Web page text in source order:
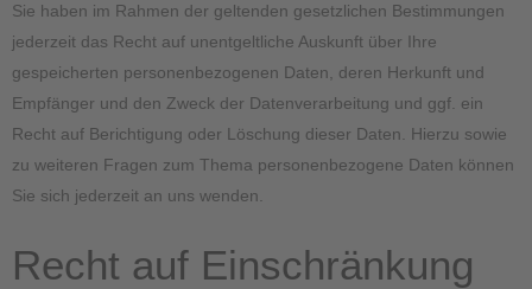
Sie haben im Rahmen der geltenden gesetzlichen Bestimmungen
jederzeit das Recht auf unentgeltliche Auskunft über Ihre
gespeicherten personenbezogenen Daten, deren Herkunft und
Empfänger und den Zweck der Datenverarbeitung und ggf. ein
Recht auf Berichtigung oder Löschung dieser Daten. Hierzu sowie
zu weiteren Fragen zum Thema personenbezogene Daten können
Sie sich jederzeit an uns wenden.
Recht auf Einschränkung